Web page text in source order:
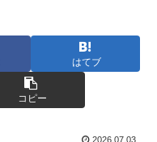
はてブ
コピー
2026.07.03